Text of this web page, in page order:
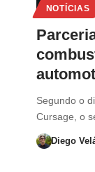
NOTÍCIAS
Segundo o
Cursage, o
Diego